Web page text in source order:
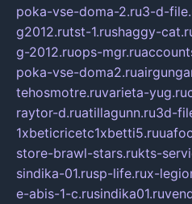
poka-vse-doma-2.ru3-d-
g2012.rutst-1.rushaggy-
g-2012.ruops-mgr.ru
poka-vse-doma2.ru
tehosmotre.ruvarieta-yug.ru
raytor-d.ruatillagunn.ru3d-
1xbeticricetc1xbetti5.ru
store-brawl-stars.rukts-
sindika-01.rusp-life.rux-
e-abis-1-c.rusindika01.ru